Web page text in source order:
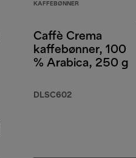
KAFFEBØNNER
Caffè Crema
kaffebønner, 100
% Arabica, 250 g
DLSC602